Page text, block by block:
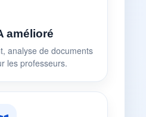
amélioré
analyse de documents
les professeurs.